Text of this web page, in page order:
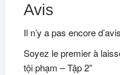
Avis
Il n’y a pas encore
Soyez le premier à
tội phạm – Tập 2”